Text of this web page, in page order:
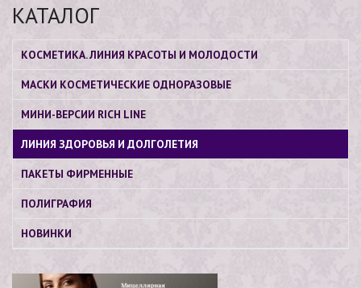
КАТАЛОГ
КОСМЕТИКА. ЛИНИЯ КРАСОТЫ И МОЛОДОСТИ
МАСКИ КОСМЕТИЧЕСКИЕ ОДНОРАЗОВЫЕ
МИНИ-ВЕРСИИ RICH LINE
ЛИНИЯ ЗДОРОВЬЯ И ДОЛГОЛЕТИЯ
ПАКЕТЫ ФИРМЕННЫЕ
ПОЛИГРАФИЯ
НОВИНКИ